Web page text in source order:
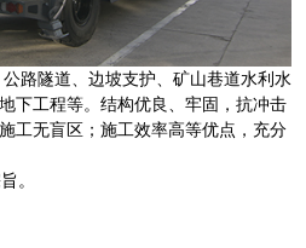
路隧道、边坡支护、矿山巷道水利水
下工程等。结构优良、牢固，抗冲击
工无盲区；施工效率高等优点，充分
。